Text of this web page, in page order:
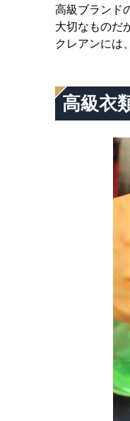
高級ブランド
大切なものだ
クレアンには
高級衣